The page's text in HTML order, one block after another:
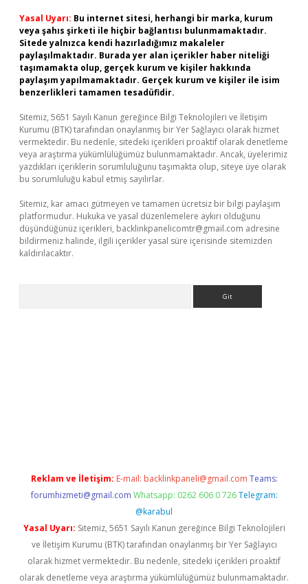
Yasal Uyarı: Bu internet sitesi, herhangi bir marka, kurum
veya şahıs şirketi ile hiçbir bağlantısı bulunmamaktadır.
Sitede yalnızca kendi hazırladığımız makaleler
paylaşılmaktadır. Burada yer alan içerikler haber niteliği
taşımamakta olup, gerçek kurum ve kişiler hakkında
paylaşım yapılmamaktadır. Gerçek kurum ve kişiler ile isim
benzerlikleri tamamen tesadüfidir.
Sitemiz, 5651 Sayılı Kanun gereğince Bilgi Teknolojileri ve İletişim
Kurumu (BTK) tarafından onaylanmış bir Yer Sağlayıcı olarak hizmet
vermektedir. Bu nedenle, sitedeki içerikleri proaktif olarak denetleme
veya araştırma yükümlülüğümüz bulunmamaktadır. Ancak, üyelerimiz
yazdıkları içeriklerin sorumluluğunu taşımakta olup, siteye üye olarak
bu sorumluluğu kabul etmiş sayılırlar.
Sitemiz, kar amacı gütmeyen ve tamamen ücretsiz bir bilgi paylaşım
platformudur. Hukuka ve yasal düzenlemelere aykırı olduğunu
düşündüğünüz içerikleri, backlinkpanelicomtr@gmail.com adresine
bildirmeniz halinde, ilgili içerikler yasal süre içerisinde sitemizden
kaldırılacaktır.
Reklam ve İletişim: E-mail: backlinkpaneli@gmail.com Teams:
forumhizmeti@gmail.com Whatsapp: 0262 606 0 726 Telegram:
@karabul
Yasal Uyarı: Sitemiz, 5651 Sayılı Kanun gereğince Bilgi Teknolojileri
ve İletişim Kurumu (BTK) tarafından onaylanmış bir Yer Sağlayıcı
olarak hizmet vermektedir. Bu nedenle, sitedeki içerikleri proaktif
olarak denetleme veya araştırma yükümlülüğümüz bulunmamaktadır.